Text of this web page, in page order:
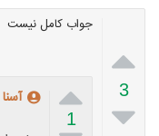

3

جواب کامل نیست

1
آسنا